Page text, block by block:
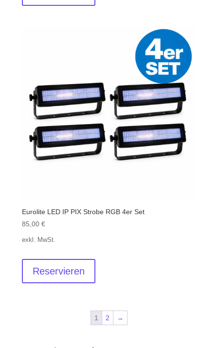
Eurolite LED IP PIX Strobe RGB 4er Set
85,00 €
exkl. MwSt.
Reservieren
1 2 →